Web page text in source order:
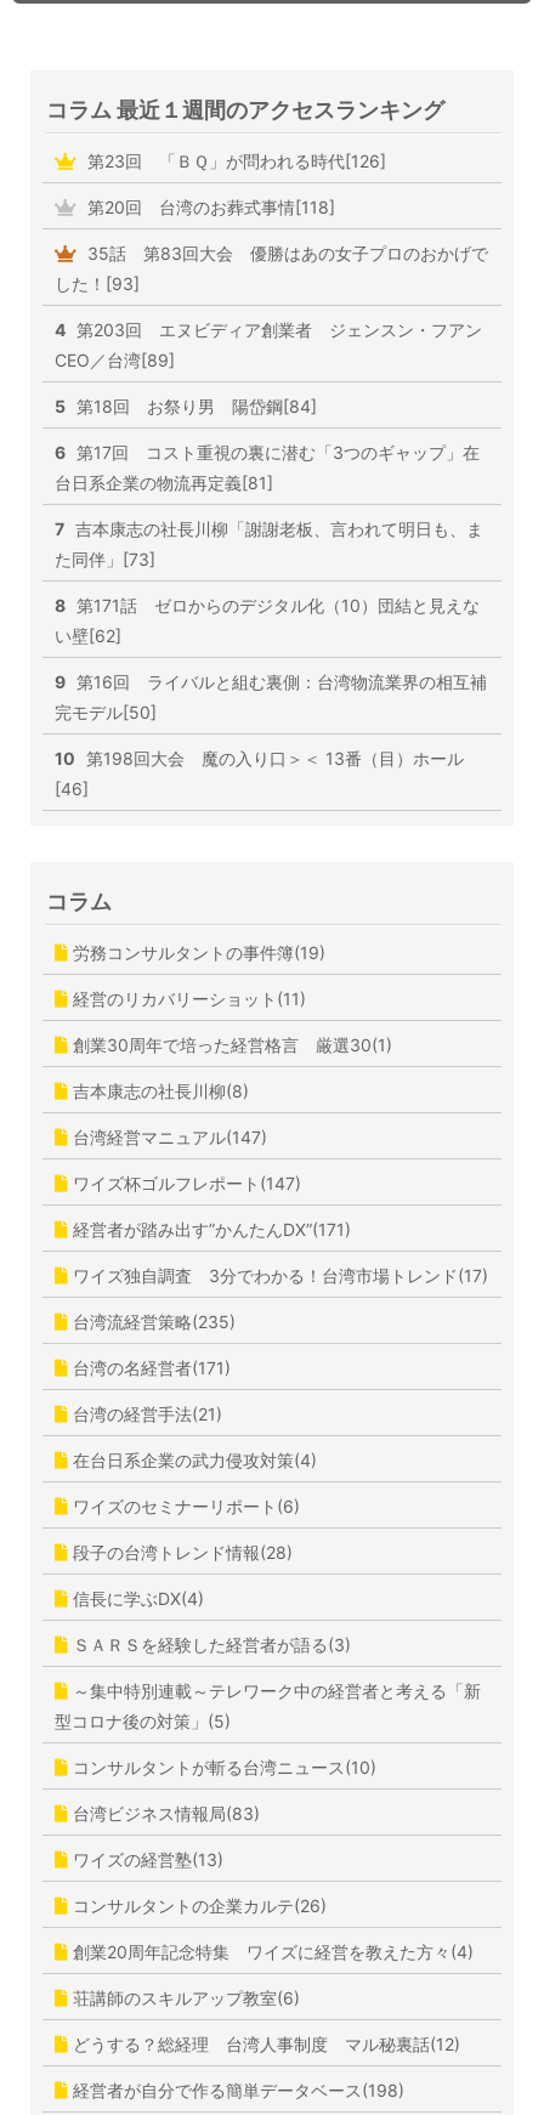
コラム 最近１週間のアクセスランキング
第23回 「ＢＱ」が問われる時代[126]
第20回 台湾のお葬式事情[118]
35話 第83回大会 優勝はあの女子プロのおかげで
した！[93]
4 第203回 エヌビディア創業者 ジェンスン・フアン
CEO／台湾[89]
5 第18回 お祭り男 陽岱鋼[84]
6 第17回 コスト重視の裏に潜む「3つのギャップ」在
台日系企業の物流再定義[81]
7 吉本康志の社長川柳「謝謝老板、言われて明日も、ま
た同伴」[73]
8 第171話 ゼロからのデジタル化（10）団結と見えな
い壁[62]
9 第16回 ライバルと組む裏側：台湾物流業界の相互補
完モデル[50]
10 第198回大会 魔の入り口＞＜ 13番（目）ホール
[46]
コラム
労務コンサルタントの事件簿(19)
経営のリカバリーショット(11)
創業30周年で培った経営格言 厳選30(1)
吉本康志の社長川柳(8)
台湾経営マニュアル(147)
ワイズ杯ゴルフレポート(147)
経営者が踏み出す”かんたんDX”(171)
ワイズ独自調査 3分でわかる！台湾市場トレンド(17)
台湾流経営策略(235)
台湾の名経営者(171)
台湾の経営手法(21)
在台日系企業の武力侵攻対策(4)
ワイズのセミナーリポート(6)
段子の台湾トレンド情報(28)
信長に学ぶDX(4)
ＳＡＲＳを経験した経営者が語る(3)
～集中特別連載～テレワーク中の経営者と考える「新
型コロナ後の対策」(5)
コンサルタントが斬る台湾ニュース(10)
台湾ビジネス情報局(83)
ワイズの経営塾(13)
コンサルタントの企業カルテ(26)
創業20周年記念特集 ワイズに経営を教えた方々(4)
荘講師のスキルアップ教室(6)
どうする？総経理 台湾人事制度 マル秘裏話(12)
経営者が自分で作る簡単データベース(198)